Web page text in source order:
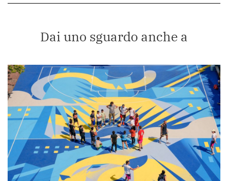
Dai uno sguardo anche a